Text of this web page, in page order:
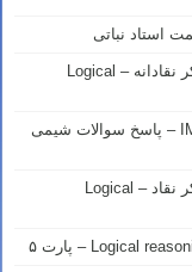
استاد نباتی
نمونه سوالات آیمت ایتالیا – استدلال و منطق – تفکر نقادانه – Logical
پاسخ سوالات آیمت ۲۰۲۵ ایتالیا – آزمون IMAT 2025 – پاسخ سوالات شیمی
نمونه سوالات آیمت ایتالیا – استدلال و منطق – تفکر نقاد – Logical